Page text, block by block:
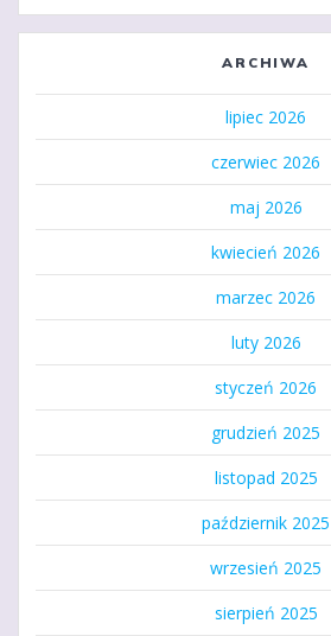
ARCHIWA
lipiec 2026
czerwiec 2026
maj 2026
kwiecień 2026
marzec 2026
luty 2026
styczeń 2026
grudzień 2025
listopad 2025
październik 2025
wrzesień 2025
sierpień 2025